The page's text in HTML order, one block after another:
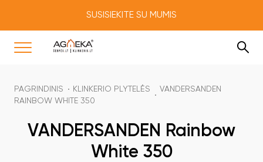
SUSISIEKITE SU MUMIS
PAGRINDINIS KLINKERIO PLYTELĖS
VANDERSANDEN
RAINBOW WHITE 350
VANDERSANDEN Rainbow
White 350